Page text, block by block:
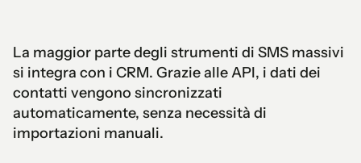
La maggior parte degli strumenti di SMS massivi
si integra con i CRM. Grazie alle API, i dati dei
contatti vengono sincronizzati
automaticamente, senza necessità di
importazioni manuali.